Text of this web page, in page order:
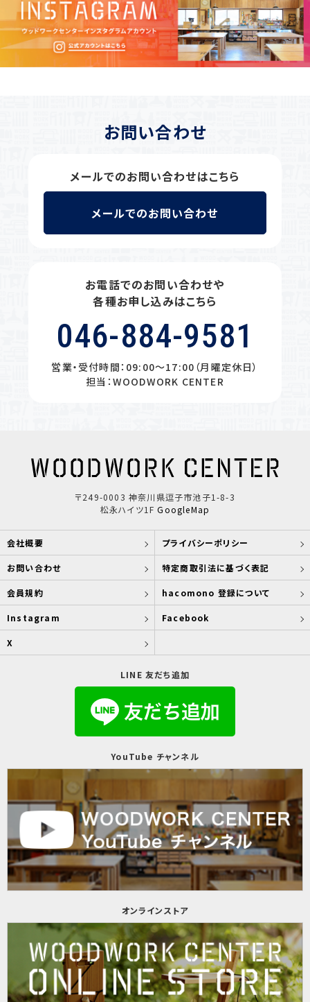
お問い合わせ
メールでのお問い合わせはこちら
メールでのお問い合わせ
お電話でのお問い合わせや
各種お申し込みはこちら
046-884-9581
営業・受付時間：09:00〜17:00（月曜定休日）
担当：WOODWORK CENTER
〒249-0003 神奈川県逗子市池子1-8-3
松永ハイツ1FGoogleMap
会社概要 プライバシーポリシー
お問い合わせ 特定商取引法に基づく表記
会員規約 hacomono 登録について
Instagram Facebook
X
LINE 友だち追加
YouTube チャンネル
オンラインストア